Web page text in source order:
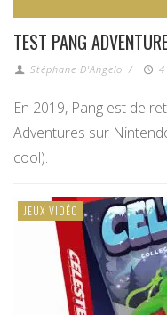
TEST PANG
Stéphane D'Angelo /
En 2019, Pang est de
Adventures sur
cool).
JEUX VIDÉO